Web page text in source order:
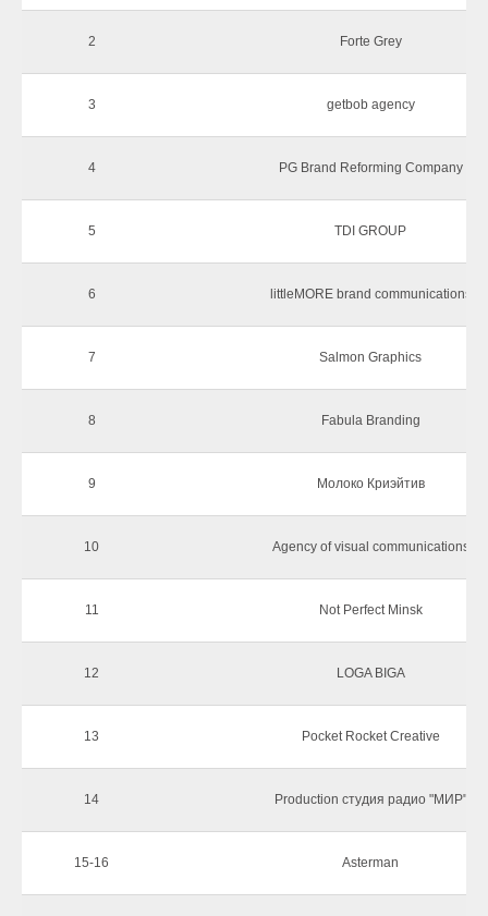
2 Forte Grey
3 getbob agency
4 PG Brand Reforming Company
5 TDI GROUP
6 littleMORE brand communications
7 Salmon Graphics
8 Fabula Branding
9 Молоко Криэйтив
10 Agency of visual communications
11 Not Perfect Minsk
12 LOGA BIGA
13 Pocket Rocket Creative
14 Production студия радио "МИР"
15-16 Asterman